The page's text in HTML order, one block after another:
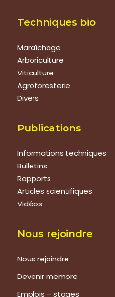
Techniques bio
Maraîchage
Arboriculture
Viticulture
Agroforesterie
Divers
Publications
Informations techniques
Bulletins
Rapports
Articles scientifiques
Vidéos
Nous rejoindre
Nous rejoindre
Devenir membre
Emplois – stages